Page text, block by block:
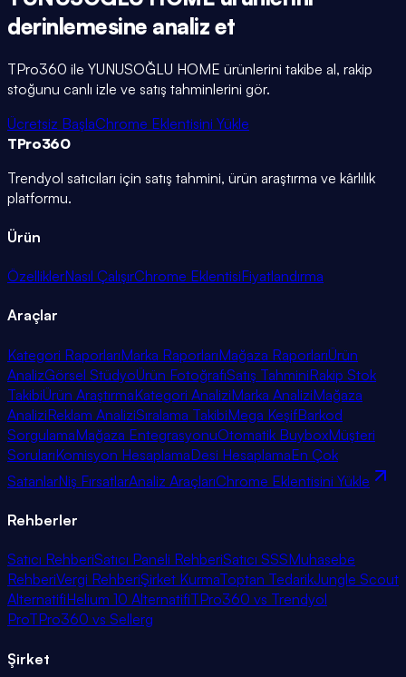
derinlemesine analiz et
TPro360 ile YUNUSOĞLU HOME ürünlerini takibe al, rakip
stoğunu canlı izle ve satış tahminlerini gör.
Ücretsiz BaşlaChrome Eklentisini Yükle
TPro360
Trendyol satıcıları için satış tahmini, ürün araştırma ve kârlılık
platformu.
Ürün
ÖzelliklerNasıl ÇalışırChrome EklentisiFiyatlandırma
Araçlar
Kategori RaporlarıMarka RaporlarıMağaza RaporlarıÜrün
AnalizGörsel StüdyoÜrün FotoğrafıSatış TahminiRakip Stok
TakibiÜrün AraştırmaKategori AnaliziMarka AnaliziMağaza
AnaliziReklam AnaliziSıralama TakibiMega KeşifBarkod
SorgulamaMağaza EntegrasyonuOtomatik BuyboxMüşteri
SorularıKomisyon HesaplamaDesi HesaplamaEn Çok
SatanlarNiş FırsatlarAnaliz AraçlarıChrome Eklentisini Yükle
Rehberler
Satıcı RehberiSatıcı Paneli RehberiSatıcı SSSMuhasebe
RehberiVergi RehberiŞirket KurmaToptan TedarikJungle Scout
AlternatifiHelium 10 AlternatifiTPro360 vs Trendyol
ProTPro360 vs Sellerg
Şirket